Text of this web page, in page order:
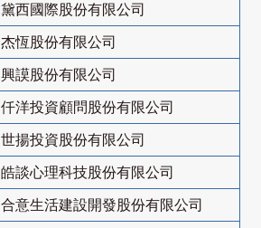
黛西國際股份有限公司
杰恆股份有限公司
興謨股份有限公司
仟洋投資顧問股份有限公司
世揚投資股份有限公司
皓談心理科技股份有限公司
合意生活建設開發股份有限公司